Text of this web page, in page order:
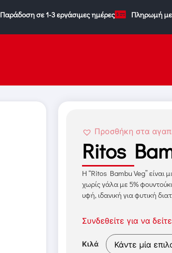
Παράδοση σε 1-3 εργάσιμες ημέρες Πληρωμή με
Προσθήκη στα
Ritos
Η “Ritos Bambu Veg” είναι
χωρίς γάλα με 5%
υφή, ιδανική για φυτική
Συνδεθείτε για να
Κιλά